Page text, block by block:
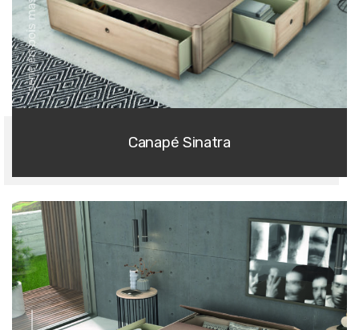
série en bois massif
Canapé Sinatra